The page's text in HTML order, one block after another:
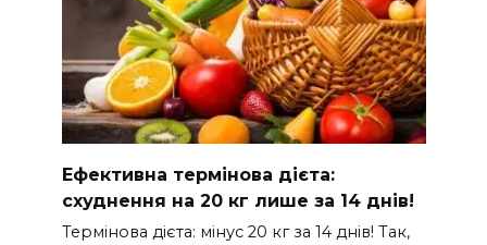
Ефективна термінова дієта:
схуднення на 20 кг лише за 14 днів!
Термінова дієта: мінус 20 кг за 14 днів! Так,